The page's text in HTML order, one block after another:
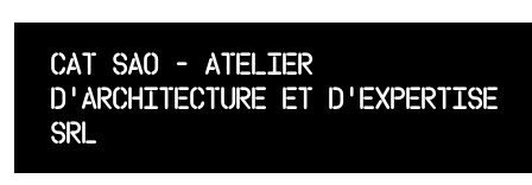
LISTE DES
ARCHITECTES
JURISPRUDENCE
CAT SAO - ATELIER
D'ARCHITECTURE ET D'EXPERTISE
SRL